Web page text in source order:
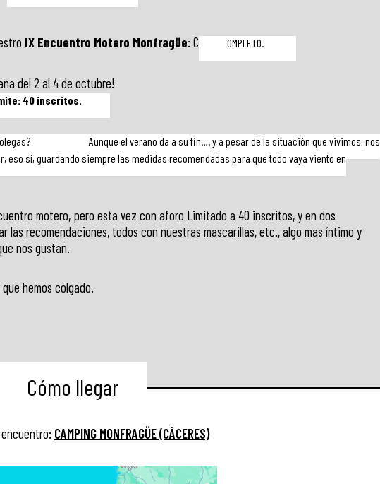
IX Encuentro Motero Monfragüe: C OMPLETO.
del 2 al 4 de octubre!
40 inscritos.
Aunque el verano da a su fin…. y a pesar de la situación que vivimos, nos
sí, guardando siempre las medidas recomendadas para que todo vaya viento en
motero, pero esta vez con aforo Limitado a 40 inscritos, y en dos
las recomendaciones, todos con nuestras mascarillas, etc., algo mas íntimo y
nos gustan.
hemos colgado.
Cómo llegar
CAMPING MONFRAGÜE (CÁCERES)